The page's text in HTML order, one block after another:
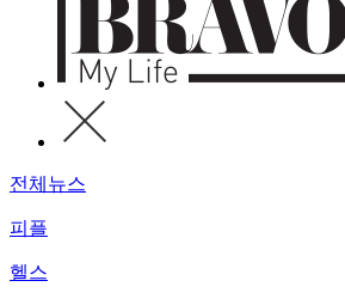
전체뉴스
피플
헬스